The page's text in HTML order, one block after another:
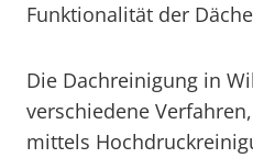
Funktionalität der
Die Dachreinigung in
verschiedene
mittels